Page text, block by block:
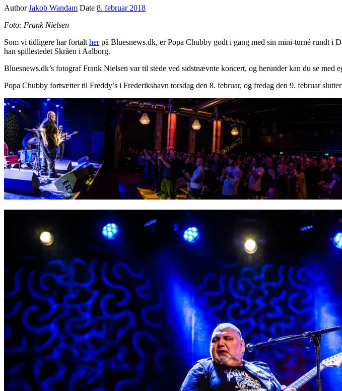
AuthorJakob Wandam Date 8. februar 2018
Foto: Frank Nielsen
Som vi tidligere har fortalt herpå Bluesnews.dk, er Popa Chubby godt i gang med sin mini-turné rundt i
han spillestedet Skråen i Aalborg.
Bluesnews.dk’s fotograf Frank Nielsen var til stede ved sidstnævnte koncert, og herunder kan du se
Popa Chubby fortsætter til Freddy’s i Frederikshavn torsdag den 8. februar, og fredag den 9. februar